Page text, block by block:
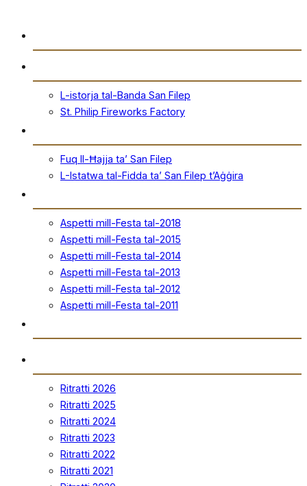
L-istorja tal-Banda San Filep
St. Philip Fireworks Factory
Fuq Il-Ħajja ta’ San Filep
L-Istatwa tal-Fidda ta’ San Filep t’Aġġira
Aspetti mill-Festa tal-2018
Aspetti mill-Festa tal-2015
Aspetti mill-Festa tal-2014
Aspetti mill-Festa tal-2013
Aspetti mill-Festa tal-2012
Aspetti mill-Festa tal-2011
Ritratti 2026
Ritratti 2025
Ritratti 2024
Ritratti 2023
Ritratti 2022
Ritratti 2021